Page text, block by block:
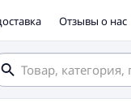
Отзывы о нас